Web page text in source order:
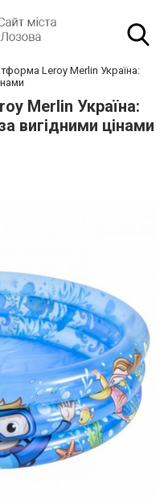
Leroy Merlin Україна:
Merlin Україна:
вигідними цінами